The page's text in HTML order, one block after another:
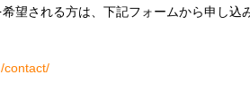
望される方は、下記フォームから申し込
contact/